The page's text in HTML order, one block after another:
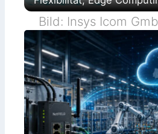
Bild: Insys Icom